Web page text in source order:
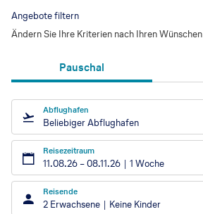
Angebote filtern
Ändern Sie Ihre Kriterien nach Ihren Wünschen
Pauschal
Abflughafen
Beliebiger Abflughafen
Reisezeitraum
11.08.26 –08.11.26 1 Woche
Reisende
2 Erwachsene Keine Kinder